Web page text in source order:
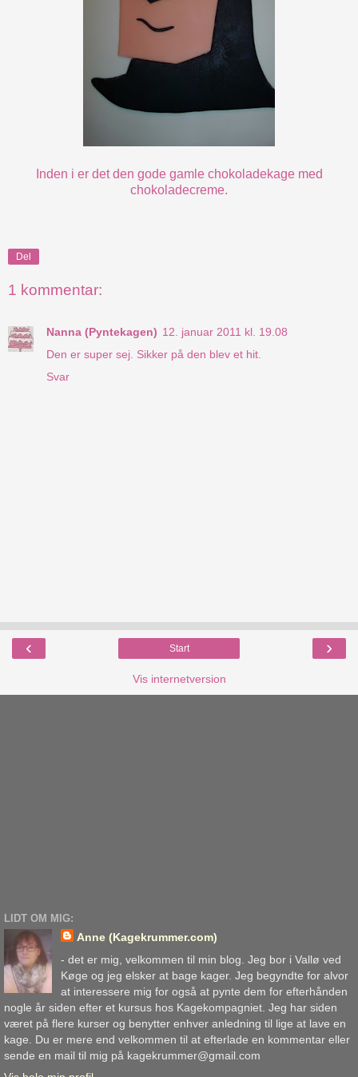
Inden i er det den gode gamle chokoladekagemed
chokoladecreme.
Del
1 kommentar:
Nanna (Pyntekagen) 12. januar 2011 kl. 19.08
Den er super sej. Sikker på den blev et hit.
Svar
‹ ›
Start
Vis internetversion
LIDT OM MIG:
Anne (Kagekrummer.com)
- det er mig, velkommen til min blog. Jeg bor i Vallø ved
Køge og jeg elsker at bage kager. Jeg begyndte for alvor
at interessere mig for også at pynte dem for efterhånden
nogle år siden efter et kursus hos Kagekompagniet. Jeg har siden
været på flere kurser og benytter enhver anledning til lige at lave en
kage. Du er mere end velkommen til at efterlade en kommentar eller
sende en mail til mig på kagekrummer@gmail.com